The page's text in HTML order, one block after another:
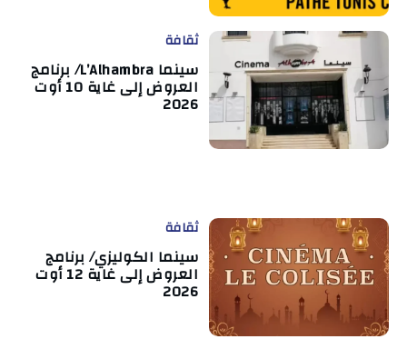
ثقافة
سينما L’Alhambra/ برنامج
العروض إلى غاية 10 أوت
2026
ثقافة
سينما الكوليزي/ برنامج
العروض إلى غاية 12 أوت
2026